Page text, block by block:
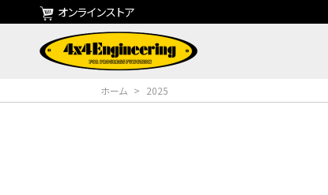
オンラインストア
ホーム > 2025